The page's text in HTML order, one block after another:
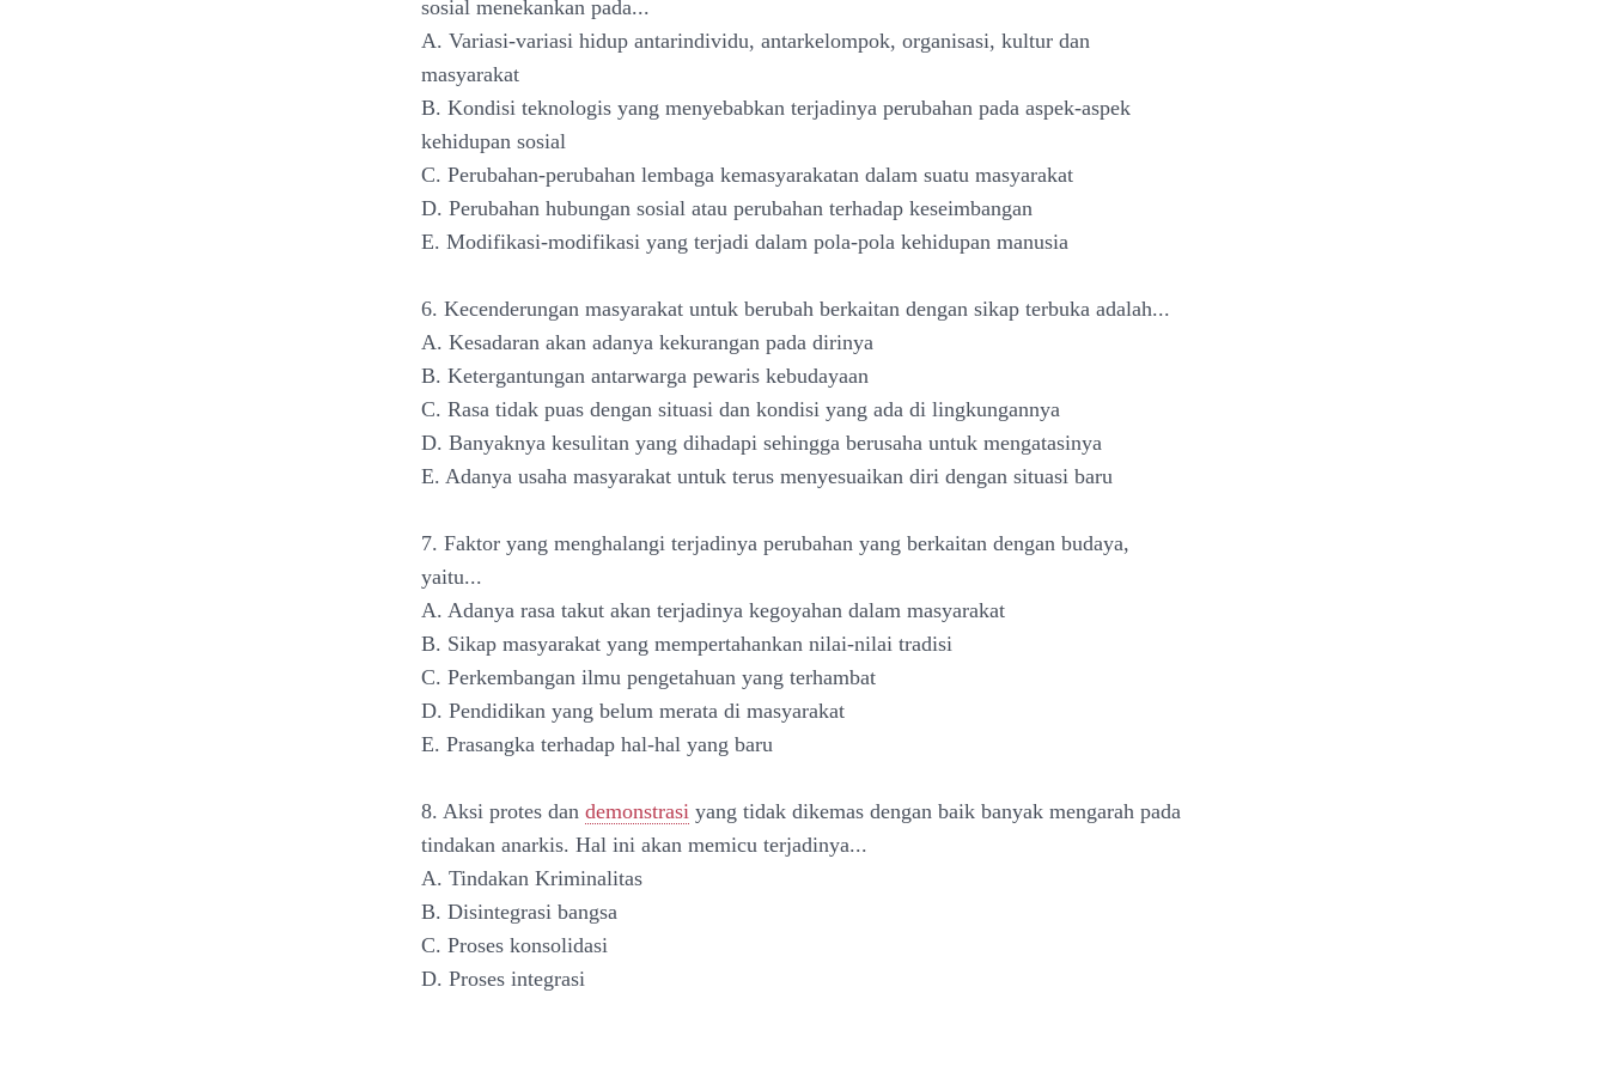
sosial menekankan pada...
A. Variasi-variasi hidup antarindividu, antarkelompok, organisasi, kultur dan
masyarakat
B. Kondisi teknologis yang menyebabkan terjadinya perubahan pada aspek-aspek
kehidupan sosial
C. Perubahan-perubahan lembaga kemasyarakatan dalam suatu masyarakat
D. Perubahan hubungan sosial atau perubahan terhadap keseimbangan
E. Modifikasi-modifikasi yang terjadi dalam pola-pola kehidupan manusia
6. Kecenderungan masyarakat untuk berubah berkaitan dengan sikap terbuka adalah...
A. Kesadaran akan adanya kekurangan pada dirinya
B. Ketergantungan antarwarga pewaris kebudayaan
C. Rasa tidak puas dengan situasi dan kondisi yang ada di lingkungannya
D. Banyaknya kesulitan yang dihadapi sehingga berusaha untuk mengatasinya
E. Adanya usaha masyarakat untuk terus menyesuaikan diri dengan situasi baru
7. Faktor yang menghalangi terjadinya perubahan yang berkaitan dengan budaya,
yaitu...
A. Adanya rasa takut akan terjadinya kegoyahan dalam masyarakat
B. Sikap masyarakat yang mempertahankan nilai-nilai tradisi
C. Perkembangan ilmu pengetahuan yang terhambat
D. Pendidikan yang belum merata di masyarakat
E. Prasangka terhadap hal-hal yang baru
8. Aksi protes dan demonstrasi yang tidak dikemas dengan baik banyak mengarah pada
tindakan anarkis. Hal ini akan memicu terjadinya...
A. Tindakan Kriminalitas
B. Disintegrasi bangsa
C. Proses konsolidasi
D. Proses integrasi